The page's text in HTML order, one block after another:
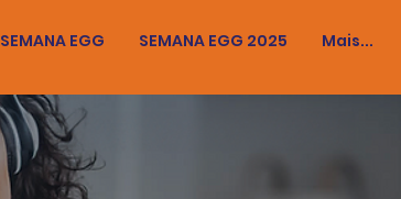
SEMANA EGG SEMANA EGG 2025 Mais...